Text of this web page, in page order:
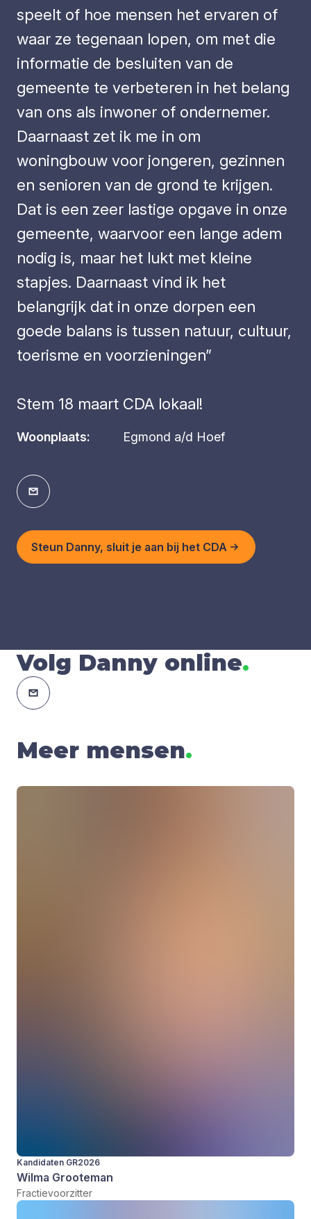
speelt of hoe mensen het ervaren of
waar ze tegenaan lopen, om met die
informatie de besluiten van de
gemeente te verbeteren in het belang
van ons als inwoner of ondernemer.
Daarnaast zet ik me in om
woningbouw voor jongeren, gezinnen
en senioren van de grond te krijgen.
Dat is een zeer lastige opgave in onze
gemeente, waarvoor een lange adem
nodig is, maar het lukt met kleine
stapjes. Daarnaast vind ik het
belangrijk dat in onze dorpen een
goede balans is tussen natuur, cultuur,
toerisme en voorzieningen”
Stem 18 maart CDA lokaal!
Woonplaats: Egmond a/d Hoef
Steun Danny, sluit je aan bij het CDA
Volg Danny online.
Meer mensen.
Kandidaten GR2026
Wilma Grooteman
Fractievoorzitter